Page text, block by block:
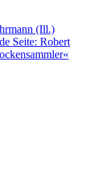
(Ill.)
Seite: Robert